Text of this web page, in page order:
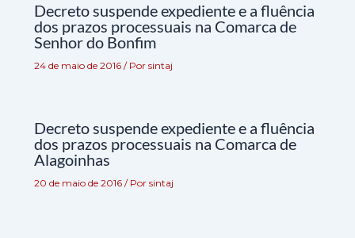
Decreto suspende expediente e a fluência
dos prazos processuais na Comarca de
Senhor do Bonfim
24 de maio de 2016 / Por sintaj
Decreto suspende expediente e a fluência
dos prazos processuais na Comarca de
Alagoinhas
20 de maio de 2016 / Por sintaj